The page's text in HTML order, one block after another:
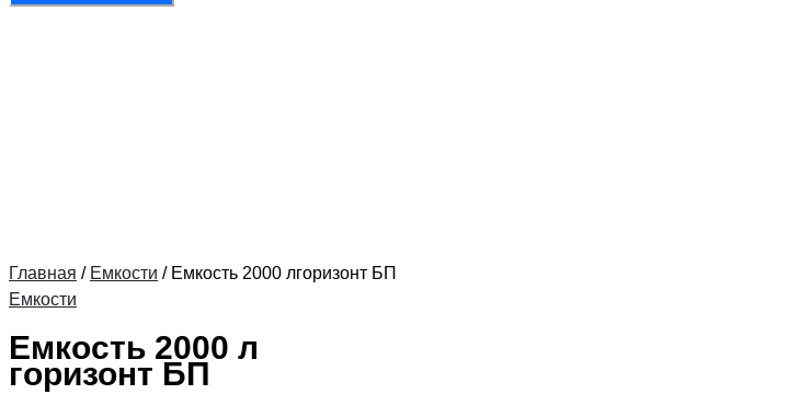
Главная / Емкости / Емкость 2000 лгоризонт БП
Емкости
Емкость 2000 л
горизонт БП